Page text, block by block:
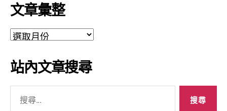
文章彙整
文
彙
整
站內文章搜尋